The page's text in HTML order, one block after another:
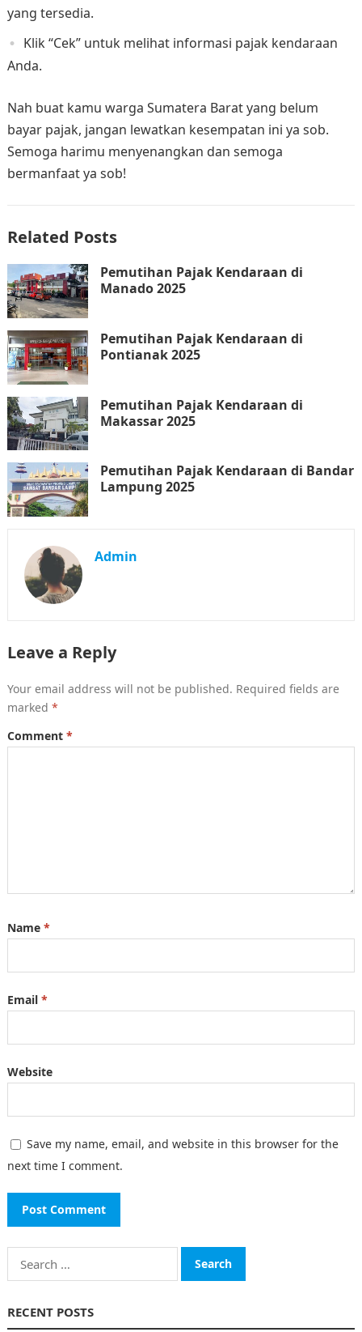
yang tersedia.
Klik “Cek” untuk melihat informasi pajak kendaraan
Anda.
Nah buat kamu warga Sumatera Barat yang belum
bayar pajak, jangan lewatkan kesempatan ini ya sob.
Semoga harimu menyenangkan dan semoga
bermanfaat ya sob!
Related Posts
Pemutihan Pajak Kendaraan di
Manado 2025
Pemutihan Pajak Kendaraan di
Pontianak 2025
Pemutihan Pajak Kendaraan di
Makassar 2025
Pemutihan Pajak Kendaraan di Bandar
Lampung 2025
Admin
Leave a Reply
Your email address will not be published. Required fields are
marked *
Comment *
Name *
Email *
Website
Save my name, email, and website in this browser for the
next time I comment.
Search
for:
RECENT POSTS